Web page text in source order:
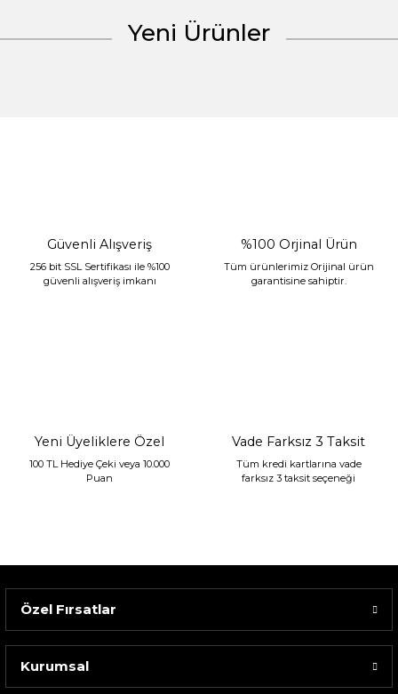
Yeni Ürünler
Güvenli Alışveriş
256 bit SSL Sertifikası ile %100
güvenli alışveriş imkanı
%100 Orjinal Ürün
Tüm ürünlerimiz Orijinal ürün
garantisine sahiptir.
Yeni Üyeliklere Özel
100 TL Hediye Çeki veya 10.000
Puan
Vade Farksız 3 Taksit
Tüm kredi kartlarına vade
farksız 3 taksit seçeneği
Özel Fırsatlar
Kurumsal